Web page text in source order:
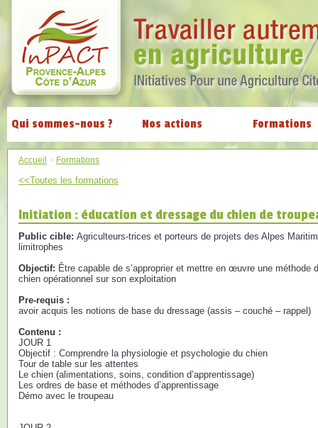
Qui sommes-nous ? Nos actions Formations
Accueil > Formations
<<Toutes les formations
Initiation : éducation et dressage du chien de
Public cible: Agriculteurs-trices et porteurs de projets des Alpes
limitrophes
Objectif: Être capable de s’approprier et mettre en œuvre une méthode
chien opérationnel sur son exploitation
Pre-requis :
avoir acquis les notions de base du dressage (assis – couché – rappel)
Contenu :
JOUR 1
Objectif : Comprendre la physiologie et psychologie du chien
Tour de table sur les attentes
Le chien (alimentations, soins, condition d’apprentissage)
Les ordres de base et méthodes d’apprentissage
Démo avec le troupeau